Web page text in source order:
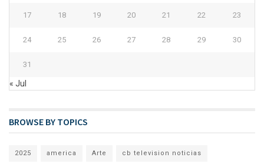
17 18 19 20 21 22 23
24 25 26 27 28 29 30
31
« Jul
BROWSE BY TOPICS
2025 america Arte cb television noticias